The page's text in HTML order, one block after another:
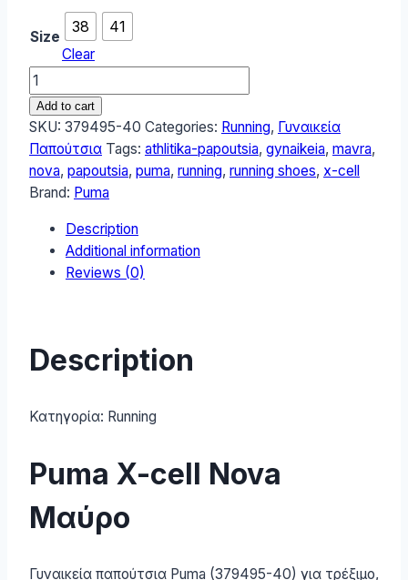
Size
38 41
Clear
Puma
X-
cell
Nova
Γυναικεία
Αθλητικά
Running
Μαύρο
379495-
Add to cart
SKU: 379495-40 Categories: Running, Γυναικεία
Παπούτσια Tags: athlitika-papoutsia, gynaikeia, mavra,
nova, papoutsia, puma, running, running shoes, x-cell
Brand: Puma
Description
Additional information
Reviews (0)
Description
Κατηγορία: Running
Puma X-cell Nova
Μαύρο
Γυναικεία παπούτσια Puma (379495-40) για τρέξιμο,